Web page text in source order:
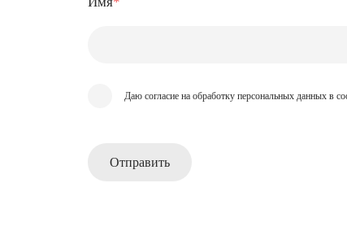
Даю согласие на обработку персональных данных в